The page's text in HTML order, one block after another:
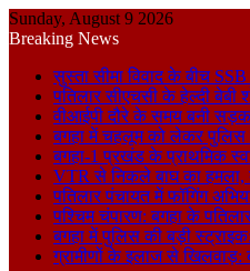
Sunday, August 9 2026
Breaking News
सुस्ता सीमा विवाद के बीच
पतिलार सीएचसी के हेल्दी बेबी
वीआईपी दौरे के समय बनी सड़क
बगहा में चहलूम को लेकर पुलिस
बगहा-1 प्रखंड के प्राथमिक
VTR से निकले बाघ का हमला,
पतिलार पंचायत में फॉगिंग
पश्चिम चंपारण: बगहा के
बगहा में पुलिस की बड़ी
ग्रामीणों के इलाज से खिलवाड़: